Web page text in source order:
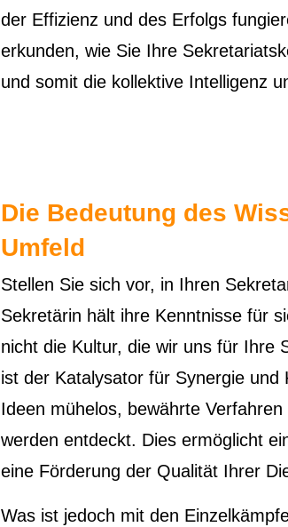
der Effizienz und des Erfolgs
erkunden, wie Sie Ihre
und somit die kollektive Intelligenz
Die Bedeutung des
Umfeld
Stellen Sie sich vor, in Ihren
Sekretärin hält ihre Kenntnisse für
nicht die Kultur, die wir uns für Ihre
ist der Katalysator für Synergie
Ideen mühelos, bewährte
werden entdeckt. Dies ermöglicht
eine Förderung der Qualität Ihrer
Was ist jedoch mit den